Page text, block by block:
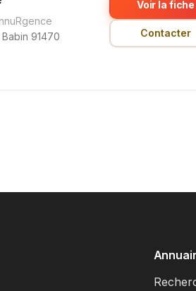
91470
Voir la fiche
Contacter